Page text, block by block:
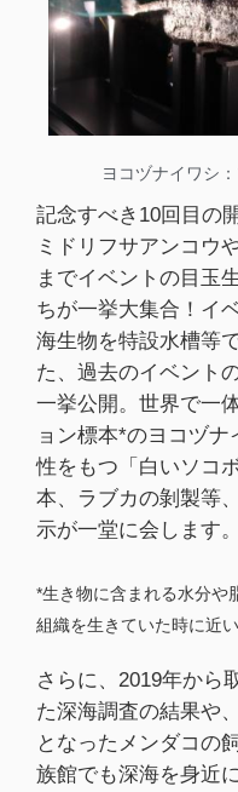
ヨコヅナイワシ
記念すべき10回目の
ミドリフサアンコウ
までイベントの目玉
ちが一挙大集合！イ
海生物を特設水槽等
た、過去のイベント
一挙公開。世界で一
ョン標本*のヨコヅ
性をもつ「白いソコ
本、ラブカの剝製等
示が一堂に会します。
*生き物に含まれる水分や
組織を生きていた時に近
さらに、2019年から
た深海調査の結果や
となったメンダコの
族館でも深海を身近